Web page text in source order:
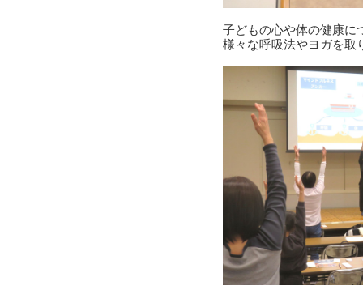
子どもの心や体の健康に
様々な呼吸法やヨガを取